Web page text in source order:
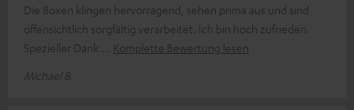
Die Boxen klingen hervorragend, sehen prima aus und sind
offensichtlich sorgfältig verarbeitet. Ich bin hoch zufrieden.
Spezieller Dank
Komplette Bewertung lesen
Michael B.